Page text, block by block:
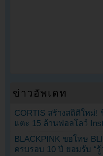
ข่าวอัพเดท
CORTIS สร้างสถิติใหม่!
แตะ 15 ล้านฟอลโลว์
BLACKPINK ขอโทษ
ครบรอบ 10 ปี ยอมรับ “